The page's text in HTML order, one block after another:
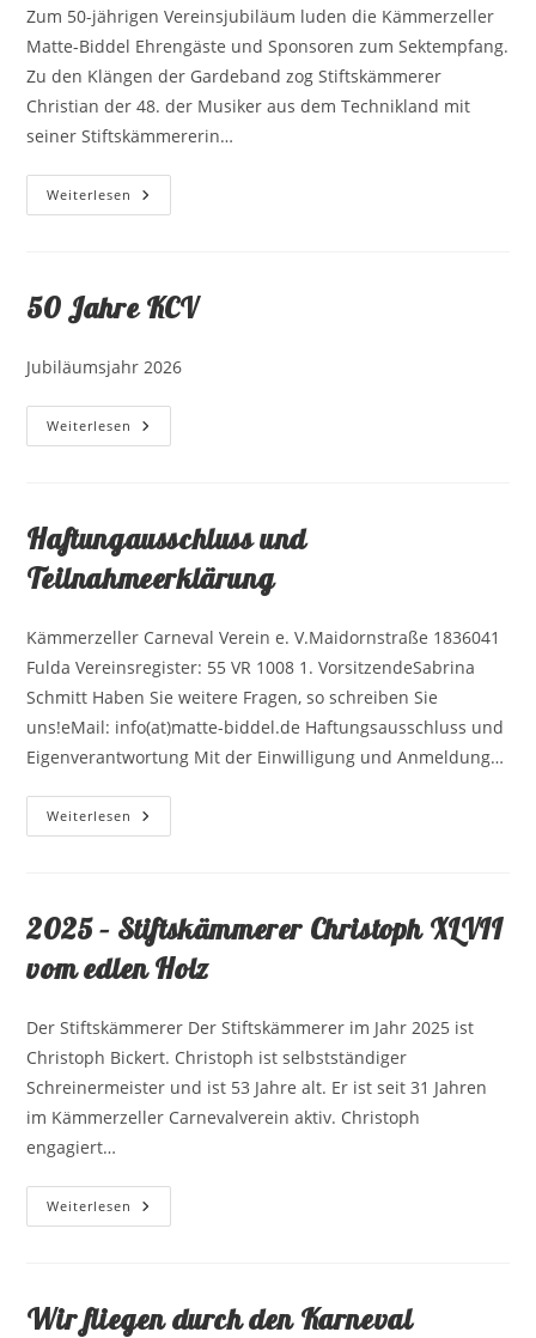
Zum 50-jährigen Vereinsjubiläum luden die Kämmerzeller
Matte-Biddel Ehrengäste und Sponsoren zum Sektempfang.
Zu den Klängen der Gardeband zog Stiftskämmerer
Christian der 48. der Musiker aus dem Technikland mit
seiner Stiftskämmererin…
Weiterlesen Kostüm-
Fremdensitzung
50 Jahre KCV
Jubiläumsjahr 2026
Weiterlesen 50
Jahre
Haftungausschluss und
Teilnahmeerklärung
Kämmerzeller Carneval Verein e. V.Maidornstraße 1836041
Fulda Vereinsregister: 55 VR 1008 1. VorsitzendeSabrina
Schmitt Haben Sie weitere Fragen, so schreiben Sie
uns!eMail: info(at)matte-biddel.de Haftungsausschluss und
Eigenverantwortung Mit der Einwilligung und Anmeldung…
Weiterlesen Haftungausschluss
Und
2025 – Stiftskämmerer Christoph XLVII
vom edlen Holz
Der Stiftskämmerer Der Stiftskämmerer im Jahr 2025 ist
Christoph Bickert. Christoph ist selbstständiger
Schreinermeister und ist 53 Jahre alt. Er ist seit 31 Jahren
im Kämmerzeller Carnevalverein aktiv. Christoph
engagiert…
Weiterlesen 2025
–
Holz
Wir fliegen durch den Karneval